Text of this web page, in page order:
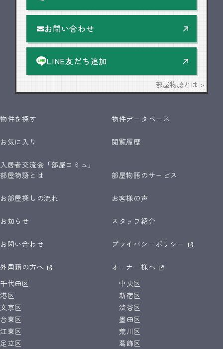
お問い合わせ
LINE友だち追加
部屋物語とは >
物件を探す 物件データベース
お気に入り 閲覧履歴
入居者交流会「部屋コミュ」
部屋物語とは
部屋物語のサービス
お部屋探しの流れ お客様の声
お知らせ スタッフ紹介
お問い合わせ プライバシーポリシー
外国籍の方へ
オーナー様へ
千代田区
中央区
港区
新宿区
文京区
渋谷区
台東区
墨田区
江東区
荒川区
足立区
葛飾区